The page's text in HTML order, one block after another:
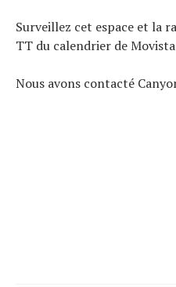
Surveillez cet espace et la
TT du calendrier de
Nous avons contacté